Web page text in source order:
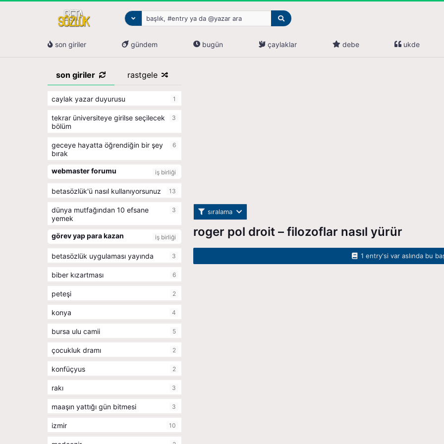
son giriler gündem bugün çaylaklar debe ukde
son giriler rastgele
caylak yazar duyurusu 1
tekrar üniversiteye girilse seçilecek
bölüm
3
geceye hayatta öğrendiğin bir şey
bırak
6
webmaster forumu iş birliği
betasözlük'ü nasıl kullanıyorsunuz 13
dünya mutfağından 10 efsane
yemek
3
görev yap para kazan iş birliği
betasözlük uygulaması yayında 3
biber kızartması 6
peteşi 2
konya 4
bursa ulu camii 5
çocukluk dramı 2
konfüçyus 2
rakı 3
maaşın yattığı gün bitmesi 3
izmir 10
sıralama
roger pol droit – filozoflar nasıl yürür
1 entry'si var aslında bu